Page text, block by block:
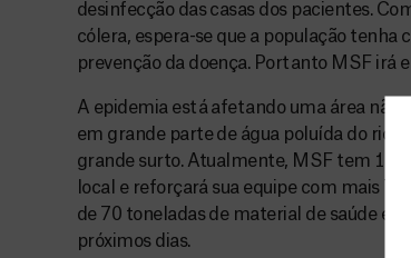
desinfecção das casas dos pacientes.
cólera, espera-se que a população
prevenção da doença. Portanto MSF irá
A epidemia está afetando uma área não
em grande parte de água poluída do rio
grande surto. Atualmente, MSF tem 11
local e reforçará sua equipe com mais 7
de 70 toneladas de material de saúde e
próximos dias.